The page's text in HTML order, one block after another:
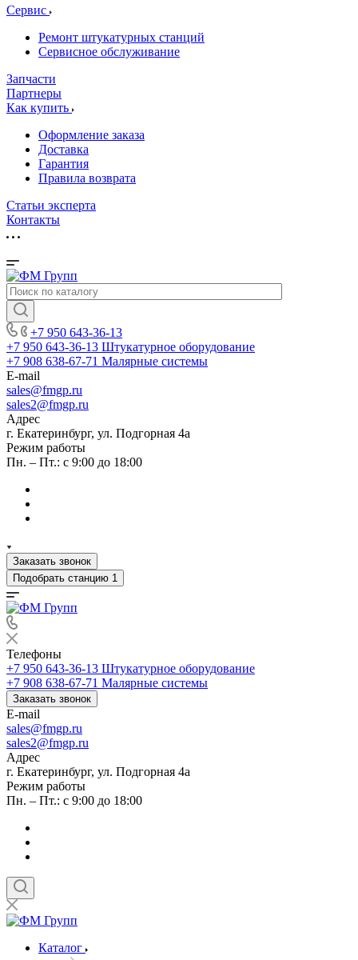
Сервис
Ремонт штукатурных станций
Сервисное обслуживание
Запчасти
Партнеры
Как купить
Оформление заказа
Доставка
Гарантия
Правила возврата
Статьи эксперта
Контакты
+7 950 643-36-13
+7 950 643-36-13 Штукатурное оборудование
+7 908 638-67-71 Малярные системы
E-mail
sales@fmgp.ru
sales2@fmgp.ru
Адрес
г. Екатеринбург, ул. Подгорная 4а
Режим работы
Пн. – Пт.: с 9:00 до 18:00
Заказать звонок
Подобрать станцию 1
Телефоны
+7 950 643-36-13 Штукатурное оборудование
+7 908 638-67-71 Малярные системы
Заказать звонок
E-mail
sales@fmgp.ru
sales2@fmgp.ru
Адрес
г. Екатеринбург, ул. Подгорная 4а
Режим работы
Пн. – Пт.: с 9:00 до 18:00
Каталог